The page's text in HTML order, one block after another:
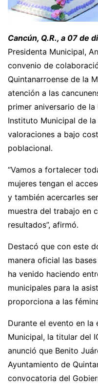
Cancún, Q.R., a 07 de
Presidenta Municipal,
convenio de
Quintanarroense de la
atención a las
primer aniversario de
Instituto Municipal de
valoraciones a bajo
poblacional.
“Vamos a fortalecer
mujeres tengan el
y también acercarles
muestra del trabajo en
resultados”, afirmó.
Destacó que con este
manera oficial las
ha venido haciendo
municipales para la
proporciona a las
Durante el evento en la
Municipal, la titular del
anunció que Benito
Ayuntamiento de
convocatoria del